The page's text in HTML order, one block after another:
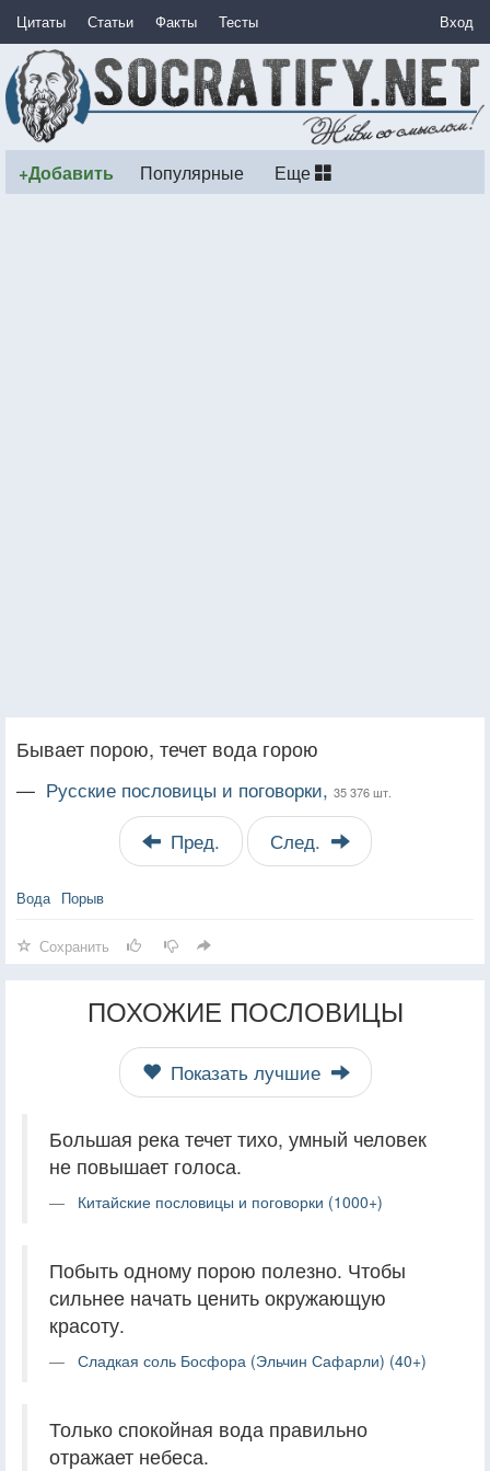
Цитаты Статьи Факты Тесты Вход
+Добавить Популярные Еще
Бывает порою, течет вода горою
— Русские пословицы и поговорки, 35 376 шт.
Пред. След.
Вода Порыв
Сохранить
ПОХОЖИЕ ПОСЛОВИЦЫ
Показать лучшие
Большая река течет тихо, умный человек
не повышает голоса.
Китайские пословицы и поговорки (1000+)
Побыть одному порою полезно. Чтобы
сильнее начать ценить окружающую
красоту.
Сладкая соль Босфора (Эльчин Сафарли) (40+)
Только спокойная вода правильно
отражает небеса.